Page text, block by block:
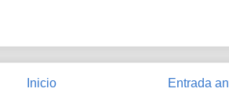
Entrada
Inicio